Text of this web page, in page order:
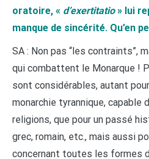
oratoire, « d’exertitatio» lui
manque de sincérité. Qu’en
SA : Non pas “les contraints”,
qui combattent le Monarque !
sont considérables, autant
monarchie tyrannique, capable
religions, que pour un passé
grec, romain, etc., mais aussi
concernant toutes les formes